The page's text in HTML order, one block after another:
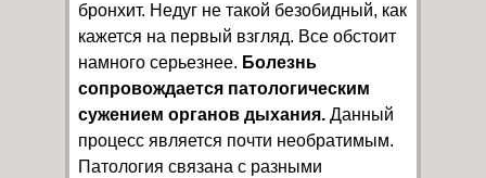
бронхит. Недуг не такой безобидный, как
кажется на первый взгляд. Все обстоит
намного серьезнее. Болезнь
сопровождается патологическим
сужением органов дыхания. Данный
процесс является почти необратимым.
Патология связана с разными